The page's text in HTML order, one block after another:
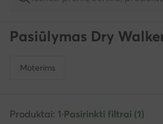
Pasiūlymas Dry
Moterims
Produktai: 1·Pasirinkti filtrai (1)